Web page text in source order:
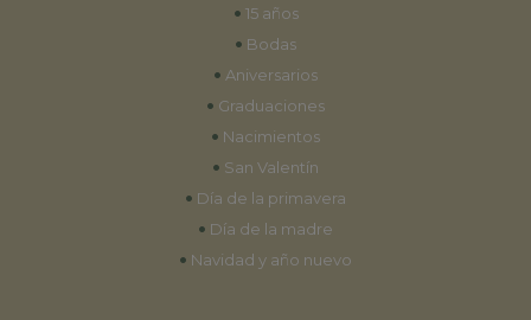
• 15 años
• Bodas
• Aniversarios
• Graduaciones
• Nacimientos
• San Valentín
• Día de la primavera
• Día de la madre
• Navidad y año nuevo